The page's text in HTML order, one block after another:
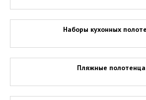
Наборы кухонных
Пляжные полотенца